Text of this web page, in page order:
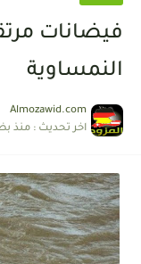
فيضانات
النمساوية
Almozawid.com
اخر تحديث : منذ